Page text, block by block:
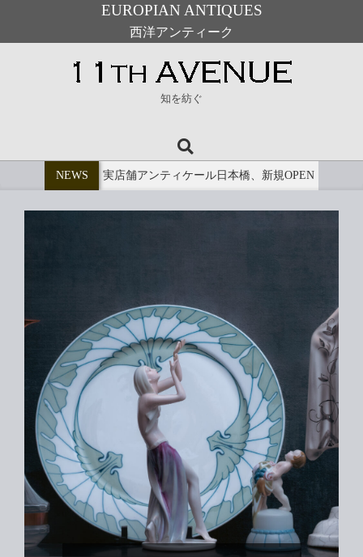
EUROPIAN ANTIQUES
西洋アンティーク
知を紡ぐ
Navigation
Search
NEWS 実店舗アンティケール日本橋、新規OPEN